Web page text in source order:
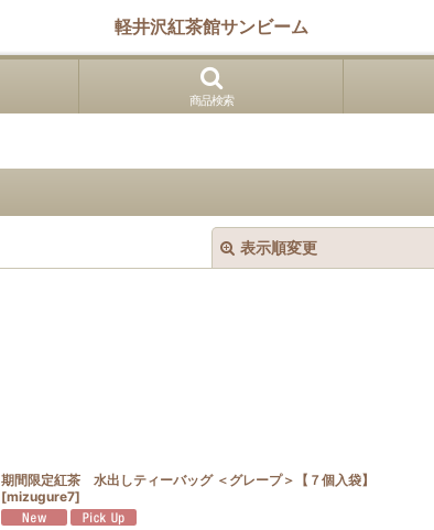
軽井沢紅茶館サンビーム
商品検索
表示順変更
期間限定紅茶 水出しティーバッグ ＜グレープ＞【７個入袋】
[mizugure7]